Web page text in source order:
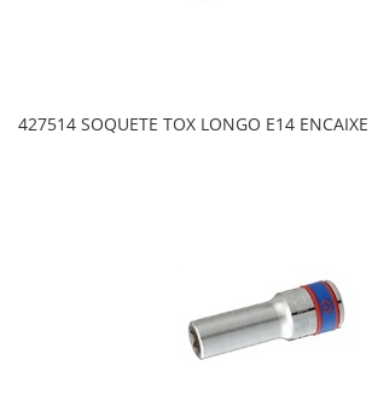
427514 SOQUETE TOX LONGO E14